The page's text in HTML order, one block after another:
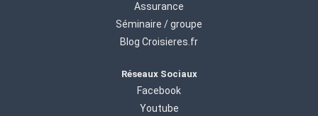
Assurance
Séminaire / groupe
Blog Croisieres.fr
Réseaux Sociaux
Facebook
Youtube